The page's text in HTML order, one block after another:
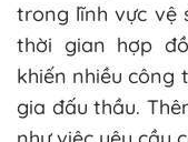
trong lĩnh vực vệ
thời gian hợp
khiến nhiều
gia đấu thầu.